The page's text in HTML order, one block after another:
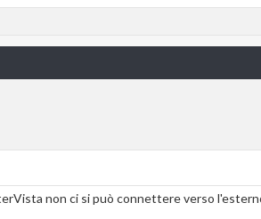
non ci si può connettere verso